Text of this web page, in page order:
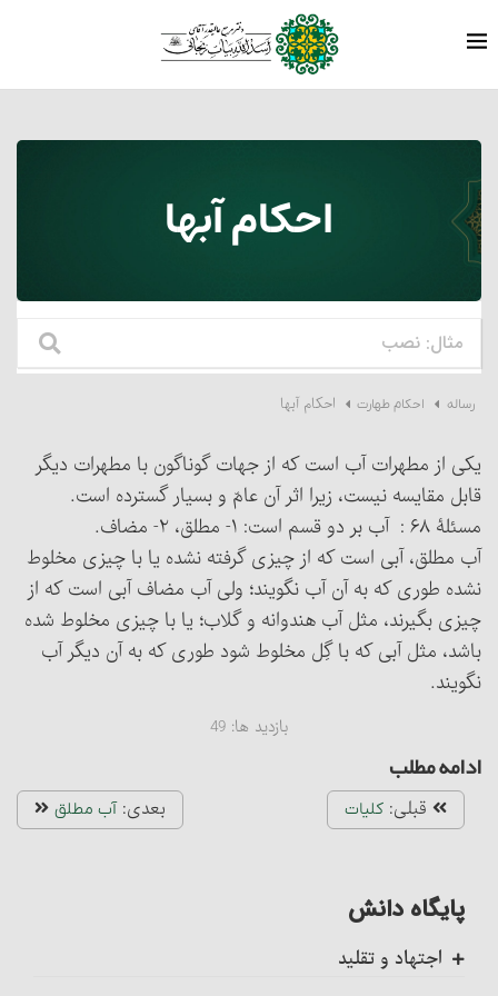
احکام آبها
رساله احکام طهارت احکام آبها
یکی از مطهرات آب است که از جهات گوناگون با مطهرات دیگر
قابل مقایسه نیست، زیرا اثر آن عامّ و بسیار گسترده است.
مسئلۀ ۶۸ : آب بر دو قسم است: ۱- مطلق، ۲- مضاف.
آب مطلق، آبی است که از چیزی گرفته نشده یا با چیزی مخلوط
نشده طوری که به آن آب نگویند؛ ولی آب مضاف آبی است که از
چیزی بگیرند، مثل آب هندوانه و گلاب؛ یا با چیزی مخلوط شده
باشد، مثل آبی که با گِل مخلوط شود طوری که به آن دیگر آب
نگویند.
بازدید ها: 49
ادامه مطلب
قبلی: کلیات بعدی:آب مطلق‏
پایگاه دانش
اجتهاد و تقلید